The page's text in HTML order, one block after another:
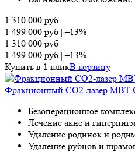
1 310 000 руб
1 499 000 руб |–13%
1 310 000 руб
1 499 000 руб |–13%
Купить в 1 кликВ корзину
Фракционный СО2-лазер MBT-
Безоперационное
Лечение акне и
Удаление родинок и
Удаление рубцов и